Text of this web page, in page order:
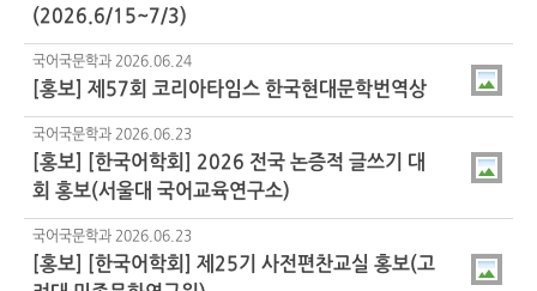
(2026.6/15~7/3)
국어국문학과 2026.06.24
[홍보] 제57회 코리아타임스 한국현대문학번역상
국어국문학과 2026.06.23
[홍보] [한국어학회] 2026 전국 논증적 글쓰기 대
회 홍보(서울대 국어교육연구소)
국어국문학과 2026.06.23
[홍보] [한국어학회] 제25기 사전편찬교실 홍보(고